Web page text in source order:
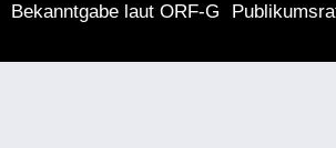
Bekanntgabe laut ORF-G